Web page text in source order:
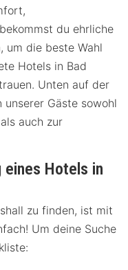
du ehrliche
um die beste Wahl
Hotels in Bad
Unten auf der
Gäste sowohl
auch zur
eines Hotels in
zu finden, ist mit
Um deine Suche